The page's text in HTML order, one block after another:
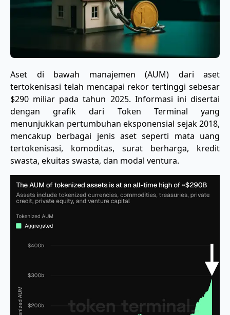
Aset di bawah manajemen (AUM) dari aset
tertokenisasi telah mencapai rekor tertinggi sebesar
$290 miliar pada tahun 2025. Informasi ini disertai
dengan grafik dari Token Terminal yang
menunjukkan pertumbuhan eksponensial sejak 2018,
mencakup berbagai jenis aset seperti mata uang
tertokenisasi, komoditas, surat berharga, kredit
swasta, ekuitas swasta, dan modal ventura.